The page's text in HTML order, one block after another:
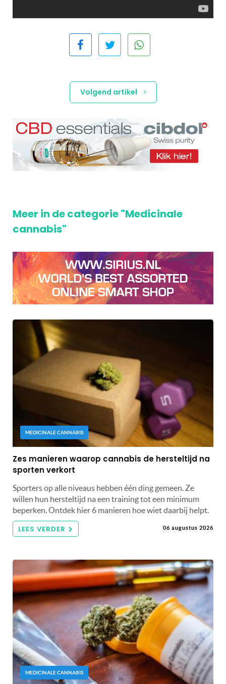
Volgend artikel
Meer in de categorie "Medicinale
cannabis"
MEDICINALE CANNABIS
Zes manieren waarop cannabis de hersteltijd na
sporten verkort
Sporters op alle niveaus hebben één ding gemeen. Ze
willen hun hersteltijd na een training tot een minimum
beperken. Ontdek hier 6 manieren hoe wiet daarbij helpt.
LEES VERDER 06 augustus 2026
MEDICINALE CANNABIS